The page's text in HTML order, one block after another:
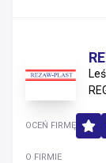
O FIRMIE
OCEŃ FIRMĘ